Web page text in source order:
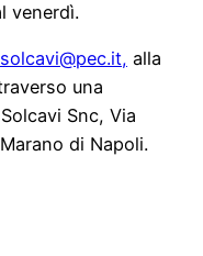
venerdì.
solcavi@pec.it, alla
una
Snc, Via
di Napoli.